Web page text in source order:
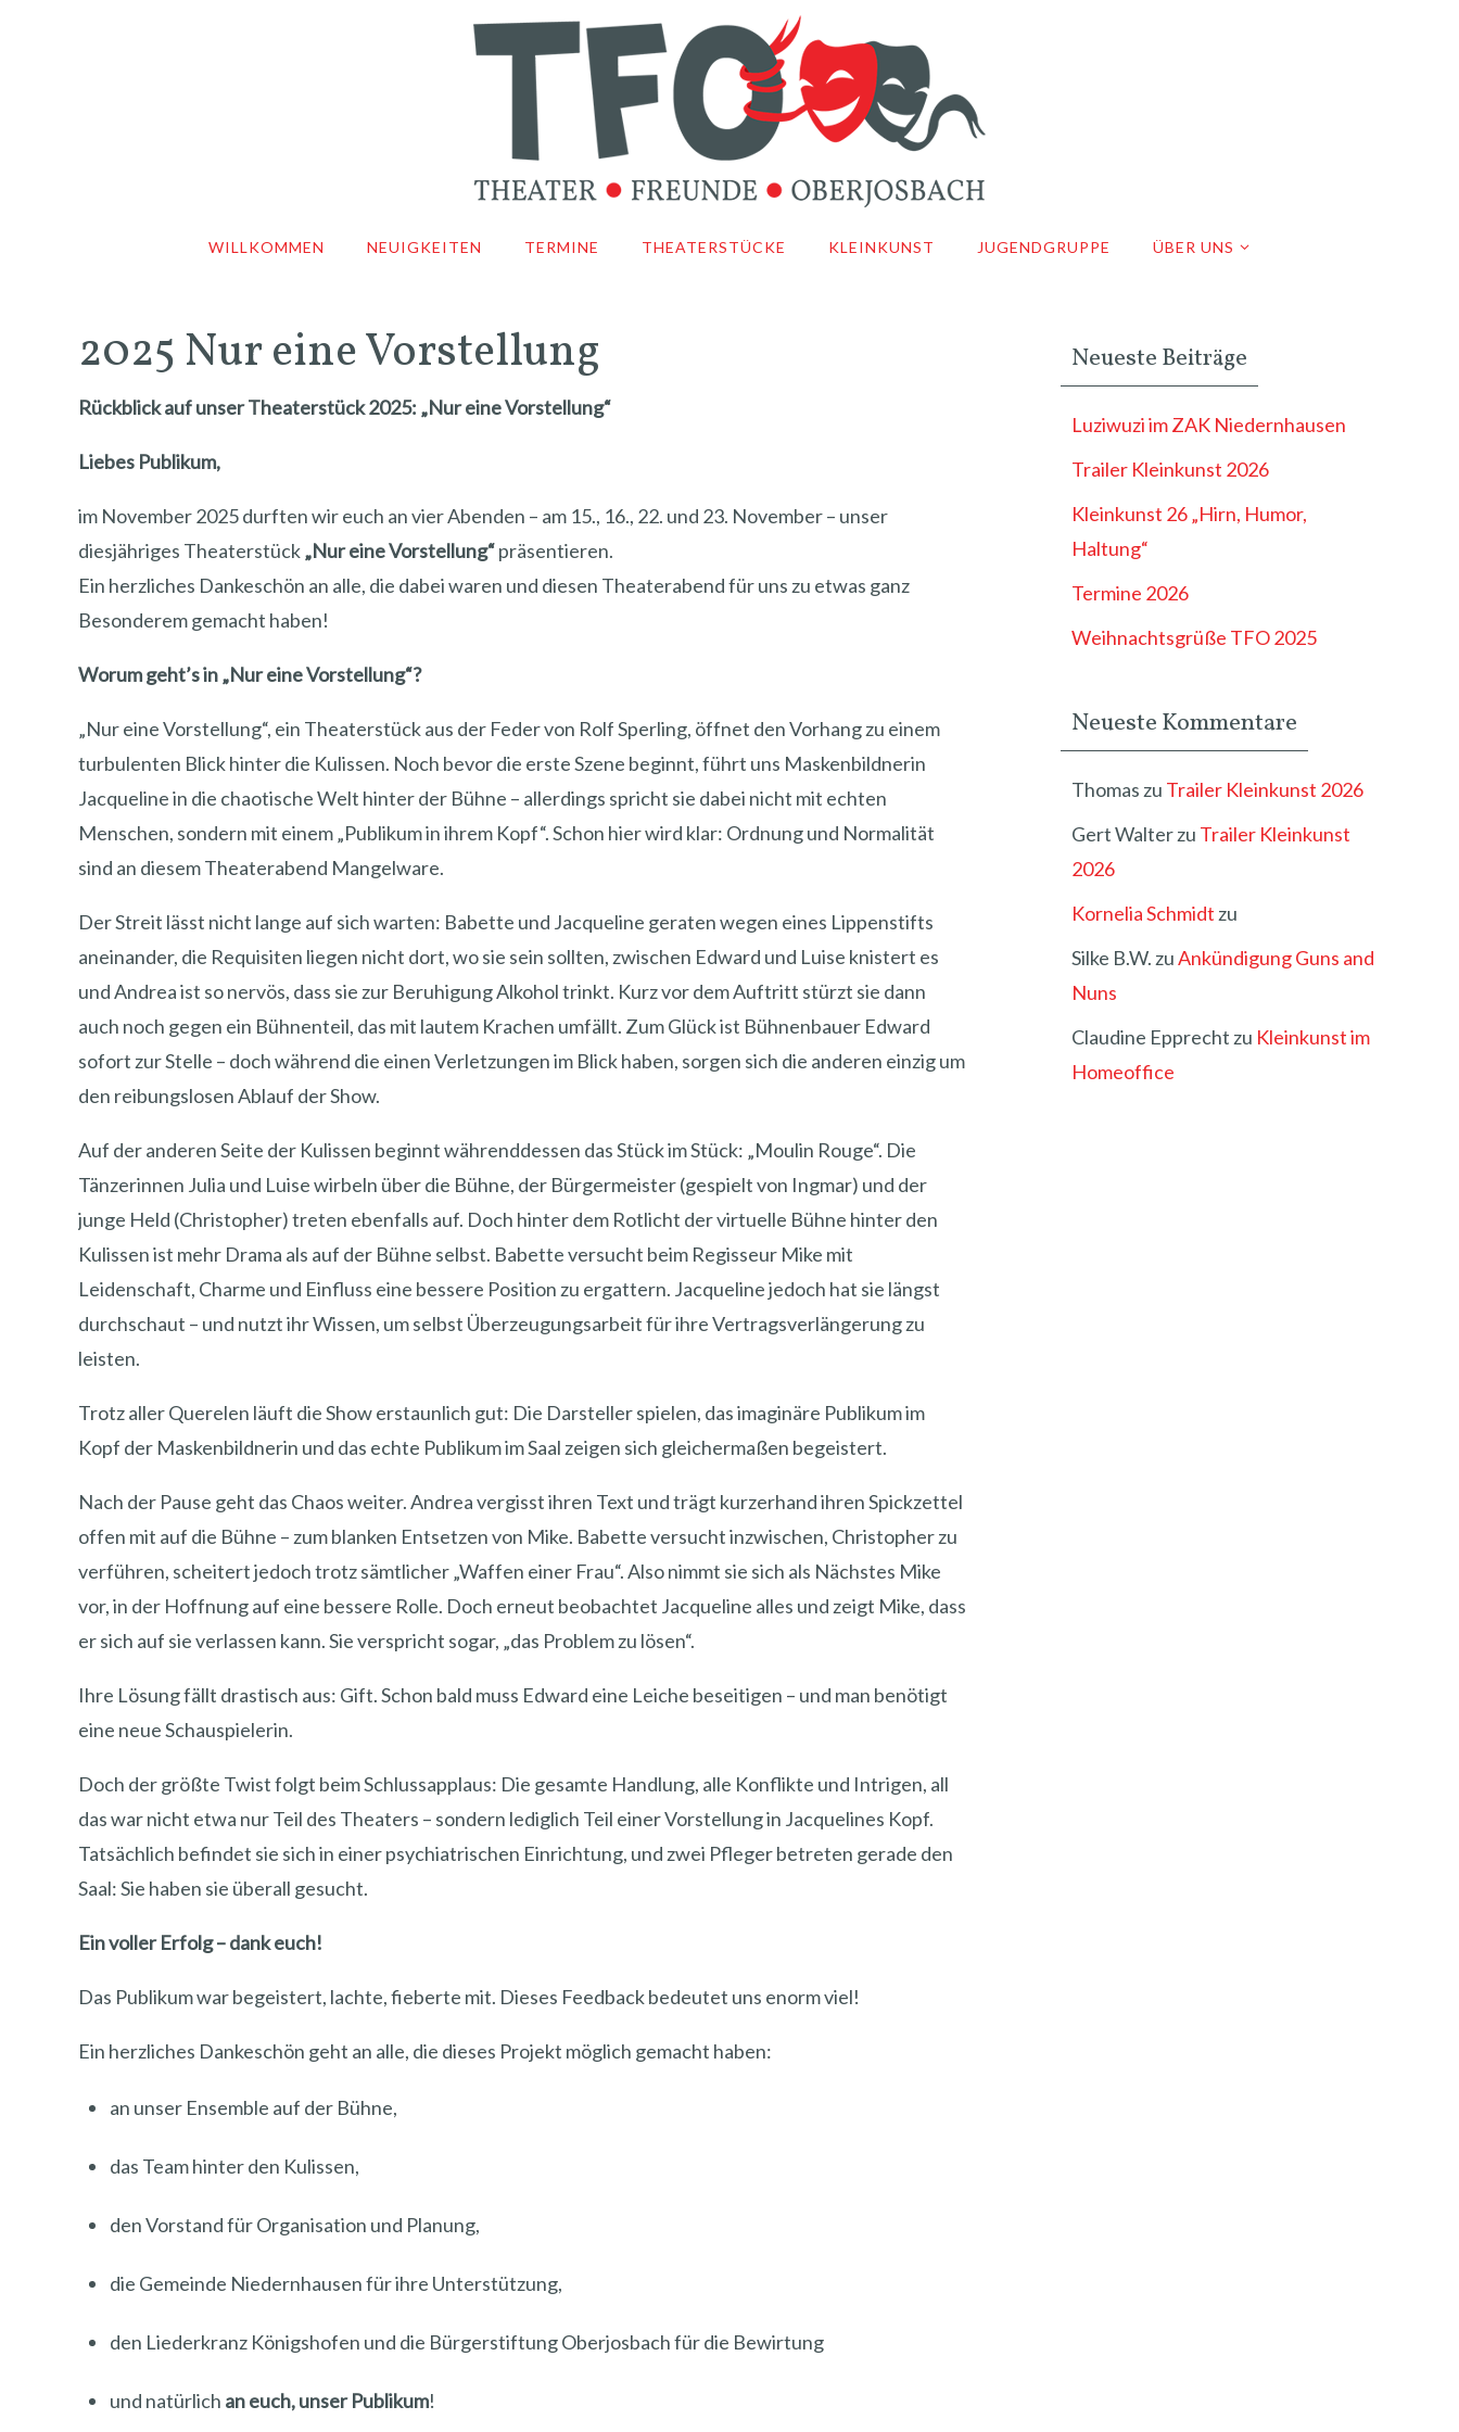
WILLKOMMEN NEUIGKEITEN TERMINE THEATERSTÜCKE KLEINKUNST JUGENDGRUPPE ÜBER UNS
2025 Nur eine Vorstellung
Rückblick auf unser Theaterstück 2025: „Nur eine Vorstellung“
Liebes Publikum,
im November 2025 durften wir euch an vier Abenden – am 15., 16., 22. und 23. November – unser
diesjähriges Theaterstück„Nur eine Vorstellung“präsentieren.
Ein herzliches Dankeschön an alle, die dabei waren und diesen Theaterabend für uns zu etwas ganz
Besonderem gemacht haben!
Worum geht’s in „Nur eine Vorstellung“?
„Nur eine Vorstellung“, ein Theaterstück aus der Feder von Rolf Sperling, öffnet den Vorhang zu einem
turbulenten Blick hinter die Kulissen. Noch bevor die erste Szene beginnt, führt uns Maskenbildnerin
Jacqueline in die chaotische Welt hinter der Bühne – allerdings spricht sie dabei nicht mit echten
Menschen, sondern mit einem „Publikum in ihrem Kopf“. Schon hier wird klar: Ordnung und Normalität
sind an diesem Theaterabend Mangelware.
Der Streit lässt nicht lange auf sich warten: Babette und Jacqueline geraten wegen eines Lippenstifts
aneinander, die Requisiten liegen nicht dort, wo sie sein sollten, zwischen Edward und Luise knistert es
und Andrea ist so nervös, dass sie zur Beruhigung Alkohol trinkt. Kurz vor dem Auftritt stürzt sie dann
auch noch gegen ein Bühnenteil, das mit lautem Krachen umfällt. Zum Glück ist Bühnenbauer Edward
sofort zur Stelle – doch während die einen Verletzungen im Blick haben, sorgen sich die anderen einzig um
den reibungslosen Ablauf der Show.
Auf der anderen Seite der Kulissen beginnt währenddessen das Stück im Stück: „Moulin Rouge“. Die
Tänzerinnen Julia und Luise wirbeln über die Bühne, der Bürgermeister (gespielt von Ingmar) und der
junge Held (Christopher) treten ebenfalls auf. Doch hinter dem Rotlicht der virtuelle Bühne hinter den
Kulissen ist mehr Drama als auf der Bühne selbst. Babette versucht beim Regisseur Mike mit
Leidenschaft, Charme und Einfluss eine bessere Position zu ergattern. Jacqueline jedoch hat sie längst
durchschaut – und nutzt ihr Wissen, um selbst Überzeugungsarbeit für ihre Vertragsverlängerung zu
leisten.
Trotz aller Querelen läuft die Show erstaunlich gut: Die Darsteller spielen, das imaginäre Publikum im
Kopf der Maskenbildnerin und das echte Publikum im Saal zeigen sich gleichermaßen begeistert.
Nach der Pause geht das Chaos weiter. Andrea vergisst ihren Text und trägt kurzerhand ihren Spickzettel
offen mit auf die Bühne – zum blanken Entsetzen von Mike. Babette versucht inzwischen, Christopher zu
verführen, scheitert jedoch trotz sämtlicher „Waffen einer Frau“. Also nimmt sie sich als Nächstes Mike
vor, in der Hoffnung auf eine bessere Rolle. Doch erneut beobachtet Jacqueline alles und zeigt Mike, dass
er sich auf sie verlassen kann. Sie verspricht sogar, „das Problem zu lösen“.
Ihre Lösung fällt drastisch aus: Gift. Schon bald muss Edward eine Leiche beseitigen – und man benötigt
eine neue Schauspielerin.
Doch der größte Twist folgt beim Schlussapplaus: Die gesamte Handlung, alle Konflikte und Intrigen, all
das war nicht etwa nur Teil des Theaters – sondern lediglich Teil einer Vorstellung in Jacquelines Kopf.
Tatsächlich befindet sie sich in einer psychiatrischen Einrichtung, und zwei Pfleger betreten gerade den
Saal: Sie haben sie überall gesucht.
Ein voller Erfolg – dank euch!
Das Publikum war begeistert, lachte, fieberte mit. Dieses Feedback bedeutet uns enorm viel!
Ein herzliches Dankeschön geht an alle, die dieses Projekt möglich gemacht haben:
an unser Ensemble auf der Bühne,
das Team hinter den Kulissen,
den Vorstand für Organisation und Planung,
die Gemeinde Niedernhausen für ihre Unterstützung,
den Liederkranz Königshofen und die Bürgerstiftung Oberjosbach für die Bewirtung
und natürlich an euch, unser Publikum!
Neueste Beiträge
Luziwuzi im ZAK Niedernhausen
Trailer Kleinkunst 2026
Kleinkunst 26 „Hirn, Humor,
Haltung“
Termine 2026
Weihnachtsgrüße TFO 2025
Neueste Kommentare
Thomas zu Trailer Kleinkunst 2026
Gert Walterzu Trailer Kleinkunst
2026
Kornelia Schmidt zu
Silke B.W. zuAnkündigung Guns and
Nuns
Claudine Epprecht zu Kleinkunst im
Homeoffice